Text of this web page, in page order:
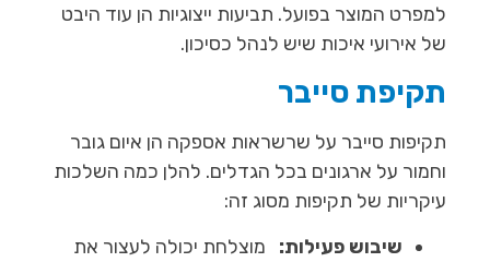
למפרט המוצר בפועל. תביעות ייצוגיות הן עוד היבט
של אירועי איכות שיש לנהל כסיכון.
תקיפת סייבר
תקיפות סייבר על שרשראות אספקה הן איום גובר
וחמור על ארגונים בכל הגדלים. להלן כמה השלכות
עיקריות של תקיפות מסוג זה:
שיבוש פעילות: מוצלחת יכולה לעצור את